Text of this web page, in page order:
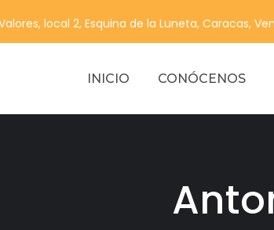
local 2, Esquina de la Luneta, Caracas,
INICIO CONÓCENOS